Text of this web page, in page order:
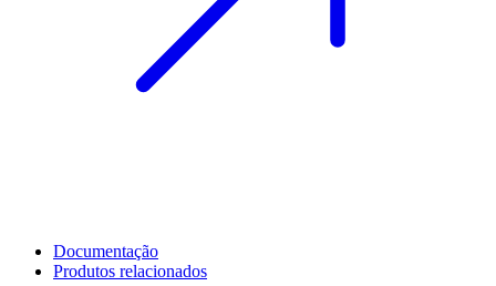
Documentação
Produtos relacionados